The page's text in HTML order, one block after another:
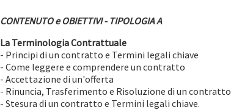
CONTENUTO e OBIETTIVI - TIPOLOGIA A
La Terminologia Contrattuale
- Principi di un contratto e Termini legali chiave
- Come leggere e comprendere un contratto
- Accettazione di un'offerta
- Rinuncia, Trasferimento e Risoluzione di un contratto
- Stesura di un contratto e Termini legali chiave.